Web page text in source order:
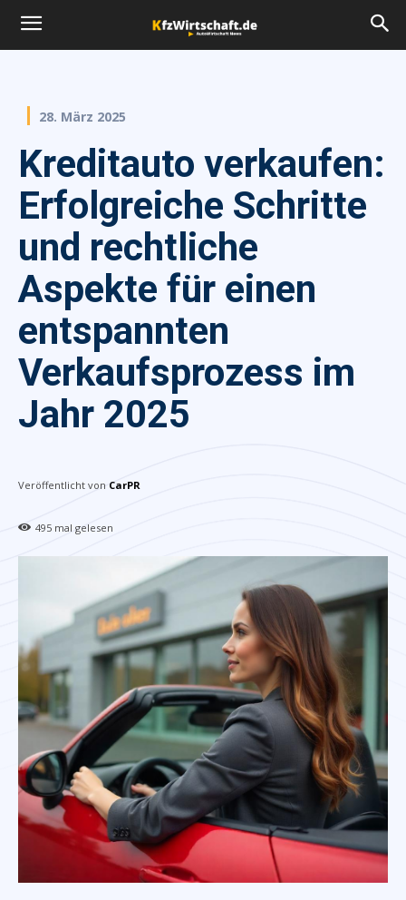
28. März 2025
Kreditauto verkaufen:
Erfolgreiche Schritte
und rechtliche
Aspekte für einen
entspannten
Verkaufsprozess im
Jahr 2025
Veröffentlicht von CarPR
495 mal gelesen